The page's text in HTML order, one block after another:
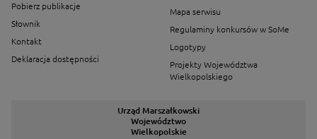
Pobierz publikacje
Słownik
Kontakt
Deklaracja dostępności
Mapa serwisu
Regulaminy konkursów w SoMe
Logotypy
Projekty Województwa
Wielkopolskiego
Urząd Marszałkowski
Województwo
Wielkopolskie